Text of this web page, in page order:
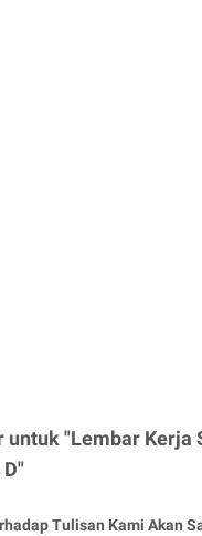
"Lembar Kerja
Tulisan Kami Akan